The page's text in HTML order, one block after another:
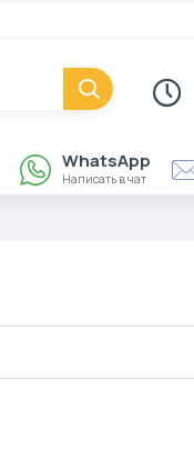
WhatsApp
Написать в чат